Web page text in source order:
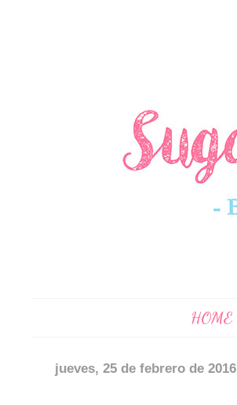
HOME
jueves, 25 de febrero de 2016